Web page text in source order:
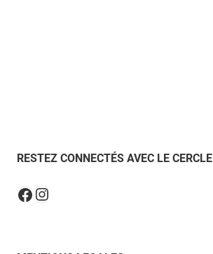
RESTEZ CONNECTÉS AVEC LE CERCLE
Facebook
Instagram